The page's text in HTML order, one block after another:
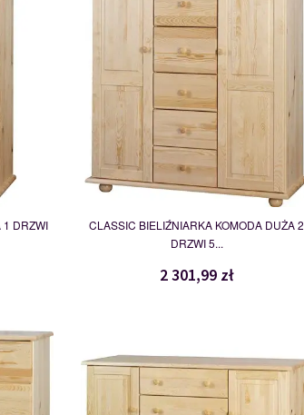
1 DRZWI
CLASSIC BIELIŹNIARKA KOMODA DUŻA 2
DRZWI 5...
2 301,99 zł